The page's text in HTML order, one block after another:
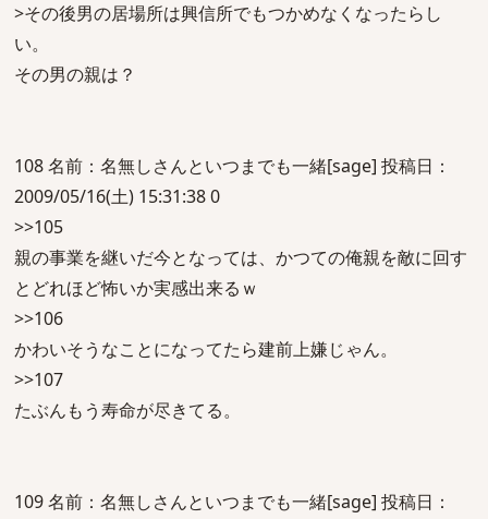
>その後男の居場所は興信所でもつかめなくなったらし
い。
その男の親は？
108 名前：名無しさんといつまでも一緒[sage] 投稿日：
2009/05/16(土) 15:31:38 0
>>105
親の事業を継いだ今となっては、かつての俺親を敵に回す
とどれほど怖いか実感出来るｗ
>>106
かわいそうなことになってたら建前上嫌じゃん。
>>107
たぶんもう寿命が尽きてる。
109 名前：名無しさんといつまでも一緒[sage] 投稿日：